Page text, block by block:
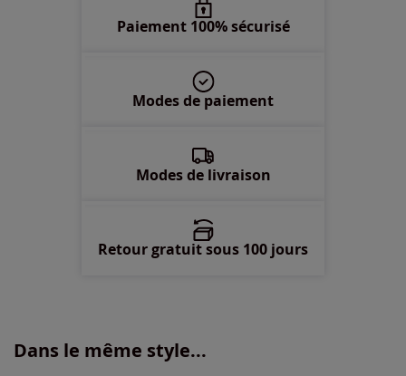
Paiement 100% sécurisé
Modes de paiement
Modes de livraison
Retour gratuit sous 100 jours
Dans le même style...